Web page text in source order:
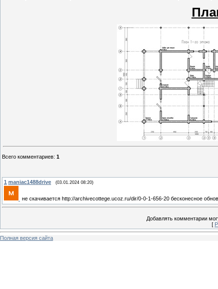
Всего комментариев: 1
1 maniac1488drive (03.01.2024 08:20)
не скачивается http://archivecottege.ucoz.ru/dir/0-0-1-656-20 бесконесное
Добавлять комментарии
[
Полная версия сайта